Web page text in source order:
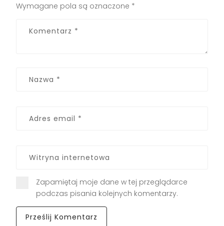
Wymagane pola są oznaczone *
Zapamiętaj moje dane w tej przeglądarce
podczas pisania kolejnych komentarzy.